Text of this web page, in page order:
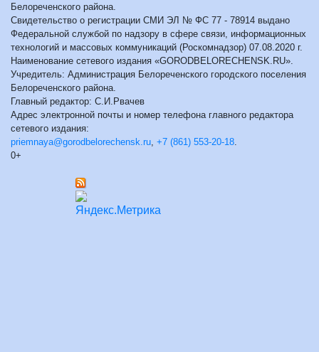
Белореченского района.
Свидетельство о регистрации СМИ ЭЛ № ФС 77 - 78914 выдано
Федеральной службой по надзору в сфере связи, информационных
технологий и массовых коммуникаций (Роскомнадзор) 07.08.2020 г.
Наименование сетевого издания «GORODBELORECHENSK.RU».
Учредитель: Администрация Белореченского городского поселения
Белореченского района.
Главный редактор: С.И.Рвачев
Адрес электронной почты и номер телефона главного редактора
сетевого издания:
priemnaya@gorodbelorechensk.ru, +7 (861) 553-20-18.
0+